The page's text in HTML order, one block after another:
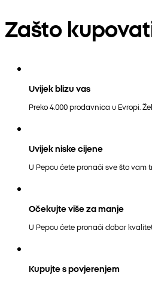
Zašto
Uvijek blizu vas
Preko 4.000 prodavnica u Evropi.
Uvijek niske cijene
U Pepcu ćete pronaći sve što vam
Očekujte više za manje
U Pepcu ćete pronaći dobar
Kupujte s povjerenjem